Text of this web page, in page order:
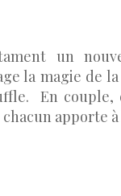
un
la magie de
En couple,
apporte